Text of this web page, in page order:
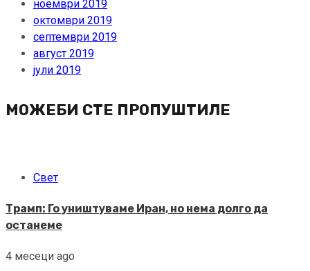
ноември 2019
октомври 2019
септември 2019
август 2019
јули 2019
МОЖЕБИ СТЕ ПРОПУШТИЛЕ
Свет
Трамп: Го уништуваме Иран, но нема долго да
останеме
4 месеци ago